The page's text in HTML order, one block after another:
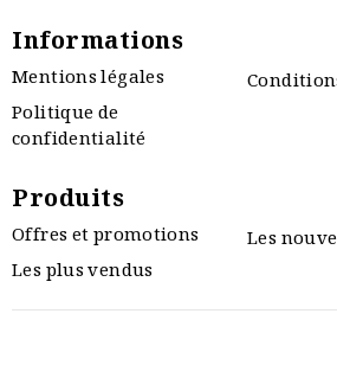
Informations
Mentions légales
Politique de
confidentialité
Produits
Offres et promotions
Les
Les plus vendus